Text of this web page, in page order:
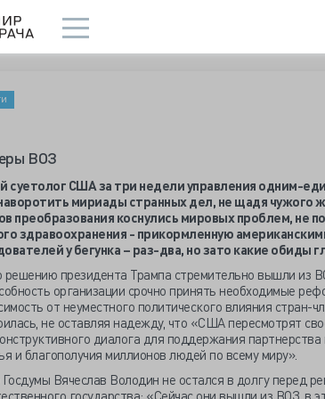
ВОЗ
суетолог США за три недели управления одним-
мириады странных дел, не щадя чужого
преобразования коснулись мировых проблем, не
здравоохранения - прикормленную
у бегунка – раз-два, но зато какие обиды
президента Трампа стремительно вышли из
организации срочно принять необходимые
от неуместного политического влияния стран-
не оставляя надежду, что «США пересмотрят
диалога для поддержания
и благополучия миллионов людей по всему миру».
Вячеслав Володин не остался в долгу перед
государства: «Сейчас они вышли из ВОЗ, в